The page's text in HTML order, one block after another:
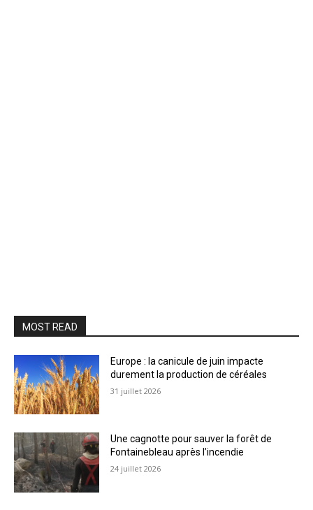
MOST READ
Europe : la canicule de juin impacte
durement la production de céréales
31 juillet 2026
Une cagnotte pour sauver la forêt de
Fontainebleau après l’incendie
24 juillet 2026